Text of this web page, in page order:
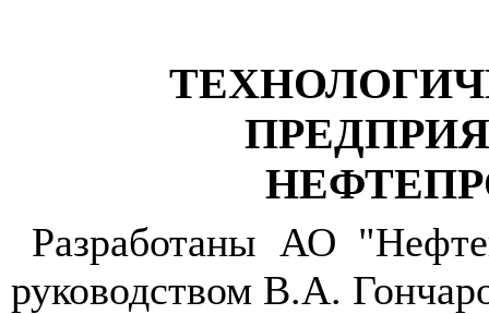
Разработаны АО
руководством В.А.